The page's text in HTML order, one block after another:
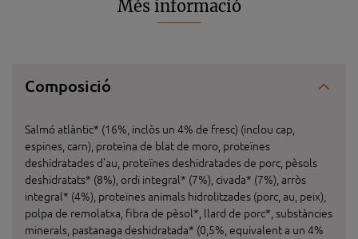
Més informació
Composició
Salmó atlàntic* (16%, inclòs un 4% de fresc) (inclou cap,
espines, carn), proteïna de blat de moro, proteïnes
deshidratades d'au, proteïnes deshidratades de porc, pèsols
deshidratats* (8%), ordi integral* (7%), civada* (7%), arròs
integral* (4%), proteïnes animals hidrolitzades (porc, au, peix),
polpa de remolatxa, fibra de pèsol*, llard de porc*, substàncies
minerals, pastanaga deshidratada* (0,5%, equivalent a un 4%